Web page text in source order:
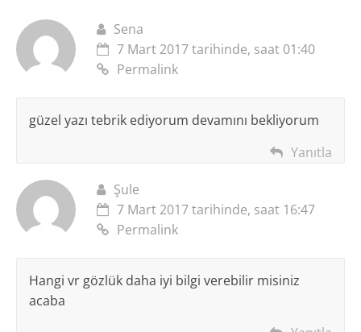
Sena
7 Mart 2017 tarihinde, saat 01:40
Permalink
güzel yazı tebrik ediyorum devamını bekliyorum
Yanıtla
Şule
7 Mart 2017 tarihinde, saat 16:47
Permalink
Hangi vr gözlük daha iyi bilgi verebilir misiniz
acaba